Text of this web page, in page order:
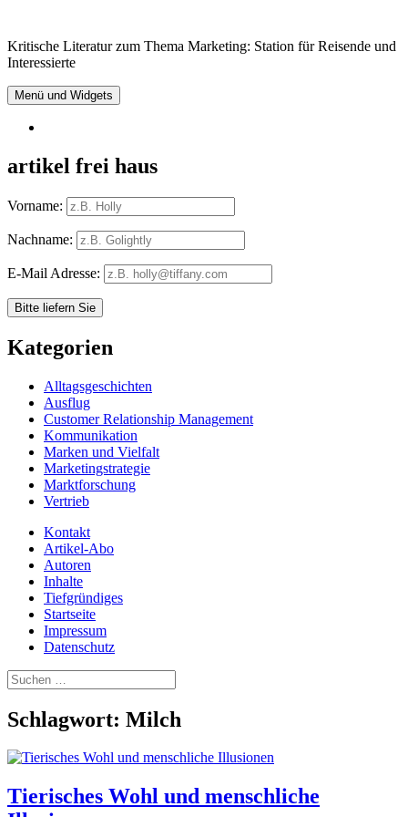
Inhalt
Kritische Literatur zum Thema Marketing: Station für Reisende und
Interessierte
Menü und Widgets
artikel frei haus
Vorname:
Nachname:
E-Mail Adresse:
Kategorien
Alltagsgeschichten
Ausflug
Customer Relationship Management
Kommunikation
Marken und Vielfalt
Marketingstrategie
Marktforschung
Vertrieb
Kontakt
Artikel-Abo
Autoren
Inhalte
Tiefgründiges
Startseite
Impressum
Datenschutz
Suchen
nach:
Schlagwort: Milch
Tierisches Wohl und menschliche